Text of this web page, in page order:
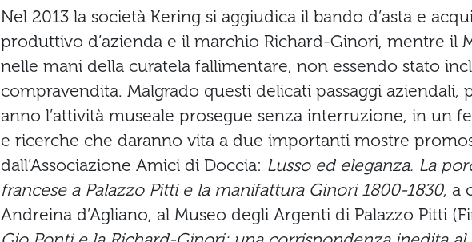
Nel 2013 la società Kering si aggiudica il bando d’asta e
produttivo d’azienda e il marchio Richard-Ginori, mentre il
nelle mani della curatela fallimentare, non essendo stato
compravendita. Malgrado questi delicati passaggi aziendali,
anno l’attività museale prosegue senza interruzione, in un
e ricerche che daranno vita a due importanti mostre
dall’Associazione Amici di Doccia: Lusso ed eleganza. La
francese a Palazzo Pitti e la manifattura Ginori 1800-1830, a
Andreina d’Agliano, al Museo degli Argenti di Palazzo Pitti